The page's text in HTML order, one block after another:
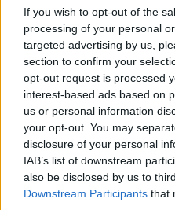
If you wish to opt-out of the
processing of your personal
targeted advertising by us,
section to confirm your
opt-out request is processed
interest-based ads based on
us or personal information
your opt-out. You may
disclosure of your personal
IAB’s list of downstream
also be disclosed by us to
Downstream Participants that
Ροή
Έφυγε από τη ζωή ο επί
ιερό Ναό του Αγίου
Καψάλης
Τοπικές Ειδήσεις• πριν 14 ώρες